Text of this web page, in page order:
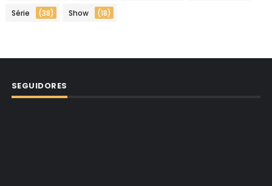
Série (38) Show (18)
SEGUIDORES